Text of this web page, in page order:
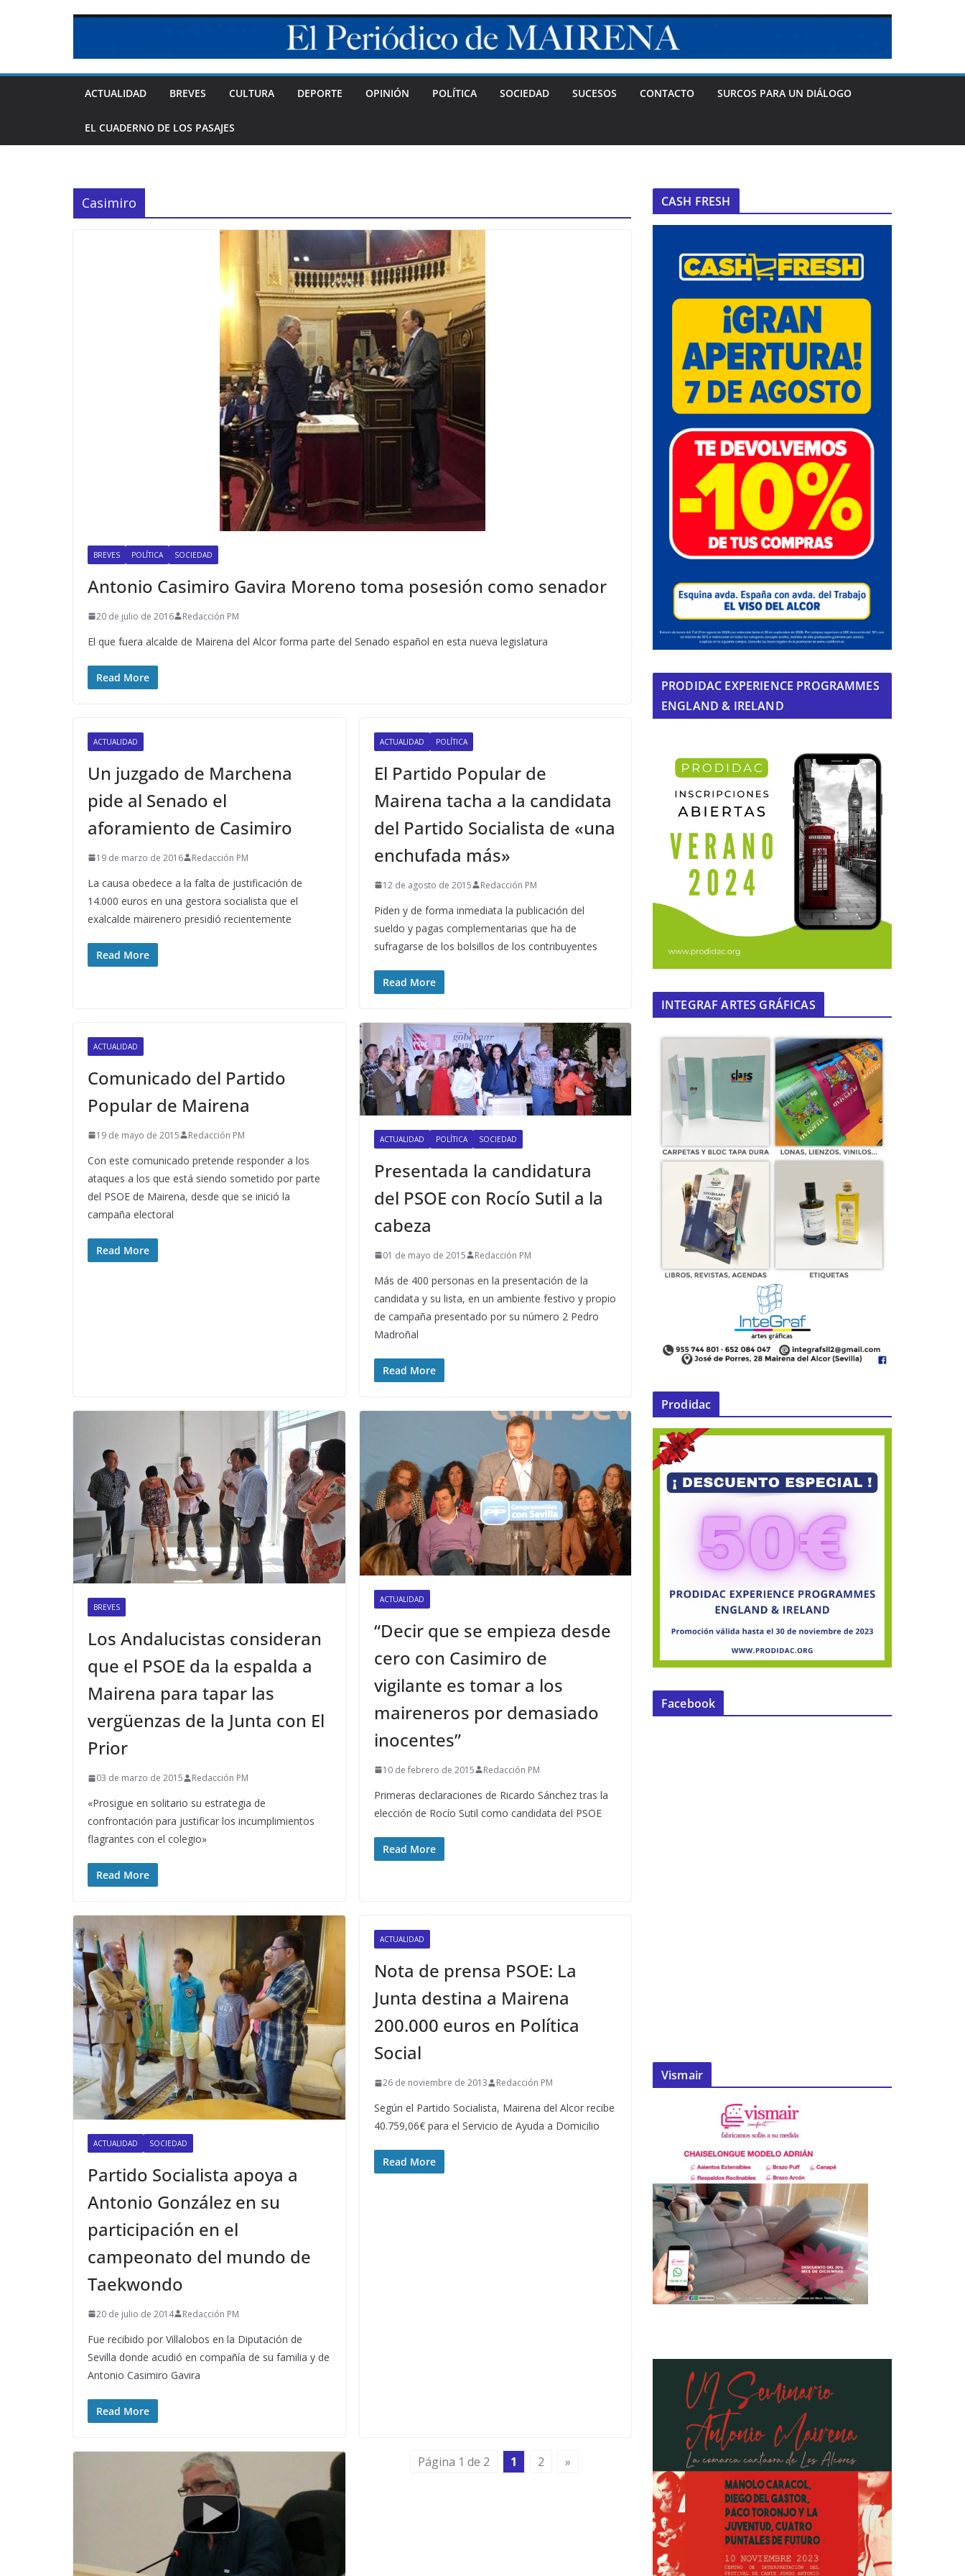
ACTUALIDAD BREVES CULTURA DEPORTE OPINIÓN POLÍTICA SOCIEDAD SUCESOS CONTACTO SURCOS PARA UN DIÁLOGO
EL CUADERNO DE LOS PASAJES
Casimiro
BREVES POLÍTICA SOCIEDAD
Antonio Casimiro Gavira Moreno toma posesión como senador
20 de julio de 2016 Redacción PM
El que fuera alcalde de Mairena del Alcor forma parte del Senado español en esta nueva legislatura
Read More
ACTUALIDAD
Un juzgado de Marchena
pide al Senado el
aforamiento de Casimiro
19 de marzo de 2016 Redacción PM
La causa obedece a la falta de justificación de
14.000 euros en una gestora socialista que el
exalcalde mairenero presidió recientemente
Read More
ACTUALIDAD POLÍTICA
El Partido Popular de
Mairena tacha a la candidata
del Partido Socialista de «una
enchufada más»
12 de agosto de 2015 Redacción PM
Piden y de forma inmediata la publicación del
sueldo y pagas complementarias que ha de
sufragarse de los bolsillos de los contribuyentes
Read More
ACTUALIDAD
Comunicado del Partido
Popular de Mairena
19 de mayo de 2015 Redacción PM
Con este comunicado pretende responder a los
ataques a los que está siendo sometido por parte
del PSOE de Mairena, desde que se inició la
campaña electoral
Read More
ACTUALIDAD POLÍTICA SOCIEDAD
Presentada la candidatura
del PSOE con Rocío Sutil a la
cabeza
01 de mayo de 2015 Redacción PM
Más de 400 personas en la presentación de la
candidata y su lista, en un ambiente festivo y propio
de campaña presentado por su número 2 Pedro
Madroñal
Read More
BREVES
Los Andalucistas consideran
que el PSOE da la espalda a
Mairena para tapar las
vergüenzas de la Junta con El
Prior
03 de marzo de 2015 Redacción PM
«Prosigue en solitario su estrategia de
confrontación para justificar los incumplimientos
flagrantes con el colegio»
Read More
ACTUALIDAD
“Decir que se empieza desde
cero con Casimiro de
vigilante es tomar a los
maireneros por demasiado
inocentes”
10 de febrero de 2015 Redacción PM
Primeras declaraciones de Ricardo Sánchez tras la
elección de Rocío Sutil como candidata del PSOE
Read More
ACTUALIDAD SOCIEDAD
Partido Socialista apoya a
Antonio González en su
participación en el
campeonato del mundo de
Taekwondo
20 de julio de 2014 Redacción PM
Fue recibido por Villalobos en la Diputación de
Sevilla donde acudió en compañía de su familia y de
Antonio Casimiro Gavira
Read More
ACTUALIDAD
Nota de prensa PSOE: La
Junta destina a Mairena
200.000 euros en Política
Social
26 de noviembre de 2013 Redacción PM
Según el Partido Socialista, Mairena del Alcor recibe
40.759,06€ para el Servicio de Ayuda a Domicilio
Read More
Página 1 de 2 1 2 »
CASH FRESH
PRODIDAC EXPERIENCE PROGRAMMES
ENGLAND & IRELAND
INTEGRAF ARTES GRÁFICAS
Prodidac
Facebook
Vismair